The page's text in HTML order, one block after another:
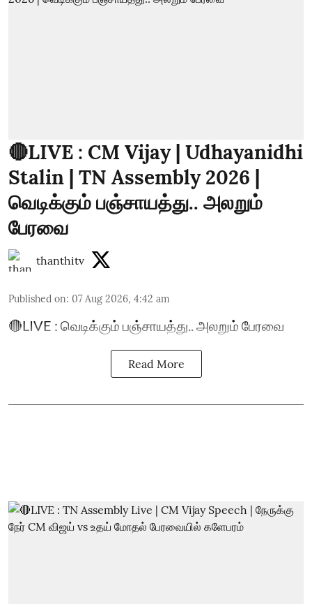
🔴LIVE : CM Vijay | Udhayanidhi
Stalin | TN Assembly 2026 |
வெடிக்கும் பஞ்சாயத்து.. அலறும்
பேரவை
thanthitv
Published on: 07 Aug 2026, 4:42 am
🔴LIVE : வெடிக்கும் பஞ்சாயத்து.. அலறும் பேரவை
Read More